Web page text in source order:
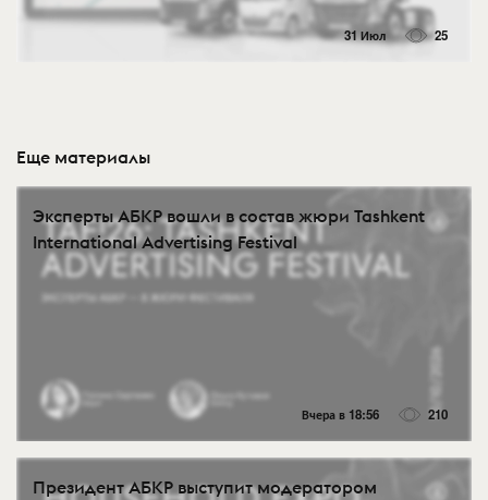
31 Июл 25
Еще материалы
Эксперты АБКР вошли в состав жюри Tashkent
International Advertising Festival
Вчера в 18:56 210
Президент АБКР выступит модератором